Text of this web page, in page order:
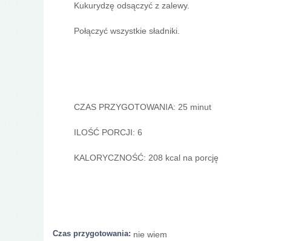
Kukurydzę odsączyć z zalewy.
Połączyć wszystkie sładniki.
CZAS PRZYGOTOWANIA: 25 minut
ILOŚĆ PORCJI: 6
KALORYCZNOŚĆ: 208 kcal na porcję
Czas przygotowania: nie wiem